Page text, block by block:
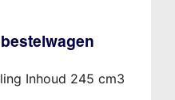
Inhoud 245 cm3